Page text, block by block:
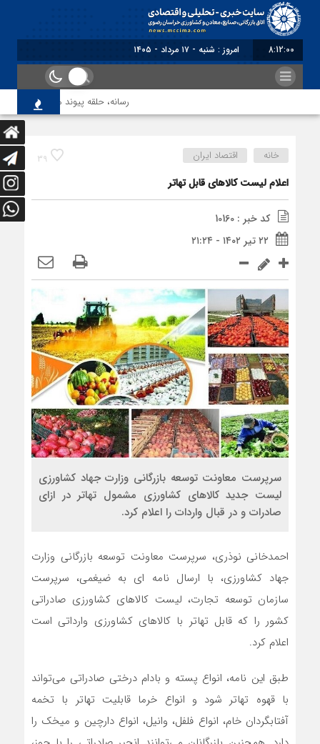
8:12:01 امروز : شنبه - ۱۷ مرداد - ۱۴۰۵
رسانه، حلقه پیوند میدان اقتصاد
39 خانه اقتصاد ایران
اعلام لیست کالاهای قابل تهاتر
کد خبر : 10160
۲۲ تیر ۱۴۰۲ - ۲۱:۲۴
سرپرست معاونت توسعه بازرگانی وزارت جهاد کشاورزی
لیست جدید کالاهای کشاورزی مشمول تهاتر در ازای
صادرات و در قبال واردات را اعلام کرد.
احمدخانی نوذری، سرپرست معاونت توسعه بازرگانی وزارت
جهاد کشاورزی، با ارسال نامه ای به ضیغمی، سرپرست
سازمان توسعه تجارت، لیست کالاهای کشاورزی صادراتی
کشور را که قابل تهاتر با کالاهای کشاورزی وارداتی است
اعلام کرد.
طبق این نامه، انواع پسته و بادام درختی صادراتی می‌تواند
با قهوه تهاتر شود و انواع خرما قابلیت تهاتر با تخمه
آفتابگردان خام، انواع فلفل، وانیل، انواع دارچین و میخک را